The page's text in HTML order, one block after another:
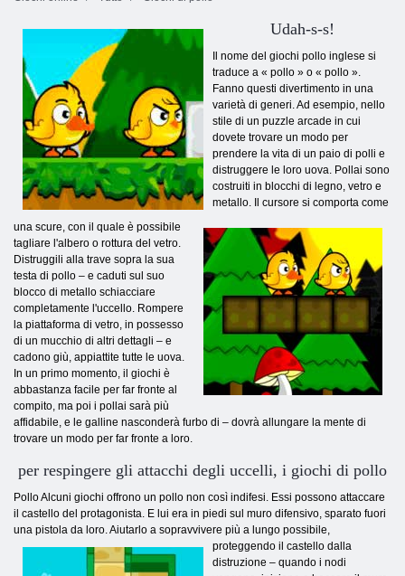
Udah-s-s!
Il nome del giochi pollo inglese si
traduce a « pollo » o « pollo ».
Fanno questi divertimento in una
varietà di generi. Ad esempio, nello
stile di un puzzle arcade in cui
dovete trovare un modo per
prendere la vita di un paio di polli e
distruggere le loro uova. Pollai sono
costruiti in blocchi di legno, vetro e
metallo. Il cursore si comporta come
una scure, con il quale è possibile
tagliare l'albero o rottura del vetro.
Distruggili alla trave sopra la sua
testa di pollo – e caduti sul suo
blocco di metallo schiacciare
completamente l'uccello. Rompere
la piattaforma di vetro, in possesso
di un mucchio di altri dettagli – e
cadono giù, appiattite tutte le uova.
In un primo momento, il giochi è
abbastanza facile per far fronte al
compito, ma poi i pollai sarà più
affidabile, e le galline nasconderà furbo di – dovrà allungare la mente di
trovare un modo per far fronte a loro.
per respingere gli attacchi degli uccelli, i giochi di pollo
Pollo Alcuni giochi offrono un pollo non così indifesi. Essi possono attaccare
il castello del protagonista. E lui era in piedi sul muro difensivo, sparato fuori
una pistola da loro. Aiutarlo a sopravvivere più a lungo possibile,
proteggendo il castello dalla
distruzione – quando i nodi